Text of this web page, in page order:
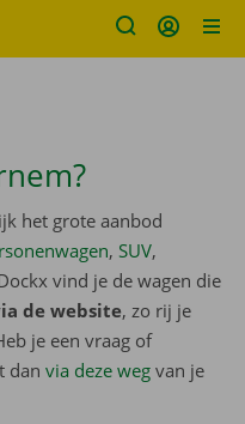
het grote aanbod
, SUV,
vind je de wagen die
de website, zo rij je
je een vraag of
dan via deze weg van je